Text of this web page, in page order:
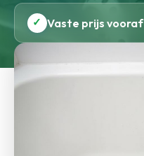
✓ Vaste prijs vooraf